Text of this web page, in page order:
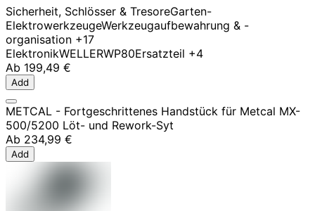
Sicherheit, Schlösser & TresoreGarten-
ElektrowerkzeugeWerkzeugaufbewahrung & -
organisation +17
ElektronikWELLERWP80Ersatzteil +4
Ab 199,49 €
Add
METCAL - Fortgeschrittenes Handstück für Metcal MX-
500/5200 Löt- und Rework-Syt
Ab 234,99 €
Add